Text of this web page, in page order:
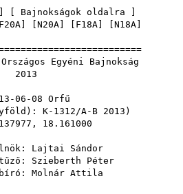
Bajnokságok oldalra
F20A N20A F18A N18A
Egyéni Bajnokság
08 Orfű
K-1312/A-B 2013)
18.161000
Lajtai Sándor
Szieberth Péter
Molnár Attila